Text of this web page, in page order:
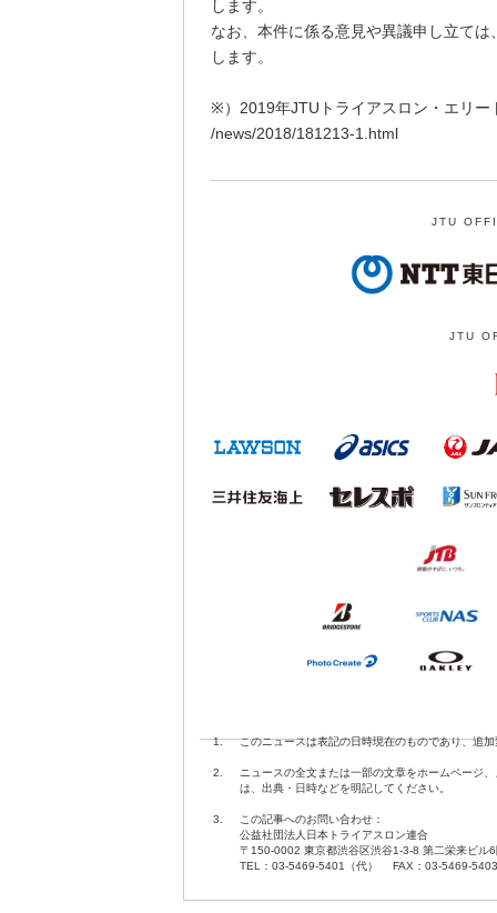
します。
なお、本件に係る意見や異議申し立て
します。
※）2019年JTUトライアスロン・エリー
/news/2018/181213-1.html
JTU
JTU
1. このニュースは表記の日時現在のものであり、追
2.
ニュースの全文または一部の文章をホームページ
は、出典・日時などを明記してください。
3.
この記事へのお問い合わせ：
公益社団法人日本トライアスロン連合
〒150-0002 東京都渋谷区渋谷1-3-8 第二栄来ビル
TEL：03-5469-5401（代） FAX：03-5469-